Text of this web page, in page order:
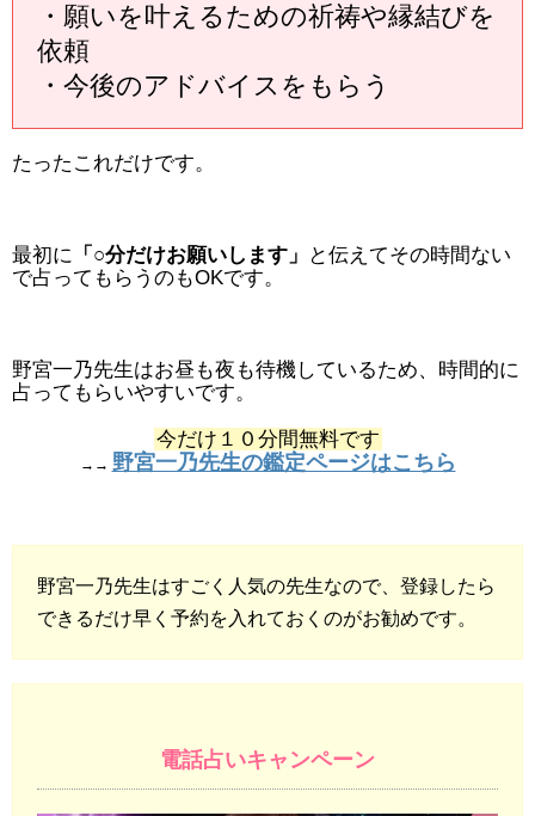
・願いを叶えるための祈祷や縁結びを
依頼
・今後のアドバイスをもらう
たったこれだけです。
最初に 「○分だけお願いします」
と伝えてその時間ない
で占ってもらうのもOKです。
野宮一乃先生はお昼も夜も待機しているため、時間的に
占ってもらいやすいです。
今だけ１０分間無料です
→→ 野宮一乃先生の鑑定ページはこちら
野宮一乃先生はすごく人気の先生なので、登録したら
できるだけ早く予約を入れておくのがお勧めです。
電話占いキャンペーン